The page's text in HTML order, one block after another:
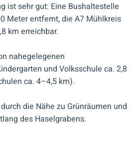
ist sehr gut: Eine Bushaltestelle
Meter entfernt, die A7 Mühlkreis
km erreichbar.
nahegelegenen
und Volksschule ca. 2,8
ca. 4–4,5 km).
die Nähe zu Grünräumen und
des Haselgrabens.